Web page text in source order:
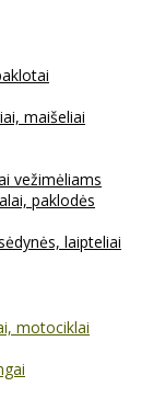
maišeliai
vežimėliams
paklodės
laipteliai
motociklai